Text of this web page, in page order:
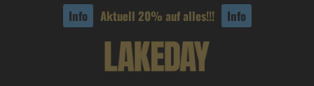
Info Aktuell 20% auf alles!!! Info